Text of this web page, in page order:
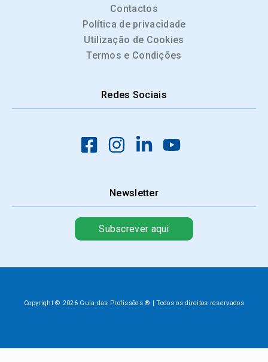
Contactos
Política de privacidade
Utilização de Cookies
Termos e Condições
Redes Sociais
Newsletter
Subscrever aqui
Copyright © 2026 Guia das Profissões ® | Todos os direitos reservados